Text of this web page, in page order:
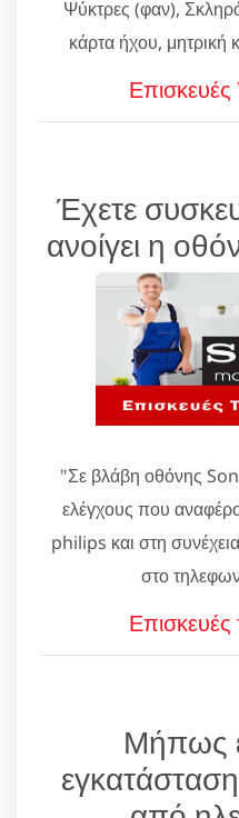
Ψύκτρες (φαν),
κάρτα ήχου, μητρική
Έχετε
ανοίγει η
"Σε βλάβη οθόνης
ελέγχους που
philips και στη
στο
Μήπως